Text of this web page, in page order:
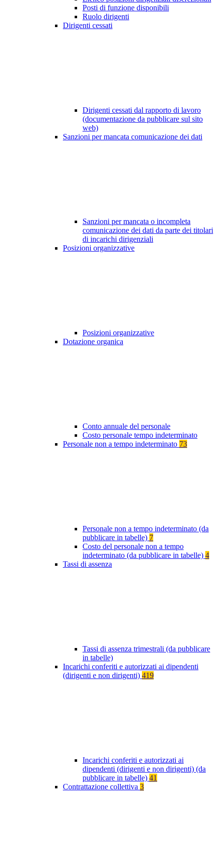
Posti di funzione disponibili
Ruolo dirigenti
Dirigenti cessati
Dirigenti cessati dal rapporto di lavoro
(documentazione da pubblicare sul sito
web)
Sanzioni per mancata comunicazione dei dati
Sanzioni per mancata o incompleta
comunicazione dei dati da parte dei titolari
di incarichi dirigenziali
Posizioni organizzative
Posizioni organizzative
Dotazione organica
Conto annuale del personale
Costo personale tempo indeterminato
Personale non a tempo indeterminato 73
Personale non a tempo indeterminato (da
pubblicare in tabelle) 7
Costo del personale non a tempo
indeterminato (da pubblicare in tabelle) 4
Tassi di assenza
Tassi di assenza trimestrali (da pubblicare
in tabelle)
Incarichi conferiti e autorizzati ai dipendenti
(dirigenti e non dirigenti) 419
Incarichi conferiti e autorizzati ai
dipendenti (dirigenti e non dirigenti) (da
pubblicare in tabelle) 41
Contrattazione collettiva 3